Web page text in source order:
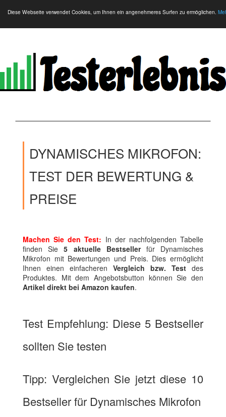
Diese Webseite verwendet Cookies, um Ihnen ein angenehmeres Surfen zu ermöglichen.
DYNAMISCHES MIKROFON:
TEST DER BEWERTUNG &
PREISE
Machen Sie den Test: In der nachfolgenden Tabelle
finden Sie 5 aktuelle Bestsellerfür Dynamisches
Mikrofon mit Bewertungen und Preis. Dies ermöglicht
Ihnen einen einfacheren Vergleich bzw. Test des
Produktes. Mit dem Angebotsbutton können Sie den
Artikel direkt bei Amazon kaufen.
Test Empfehlung: Diese 5 Bestseller
sollten Sie testen
Tipp: Vergleichen Sie jetzt diese 10
Bestseller für Dynamisches Mikrofon